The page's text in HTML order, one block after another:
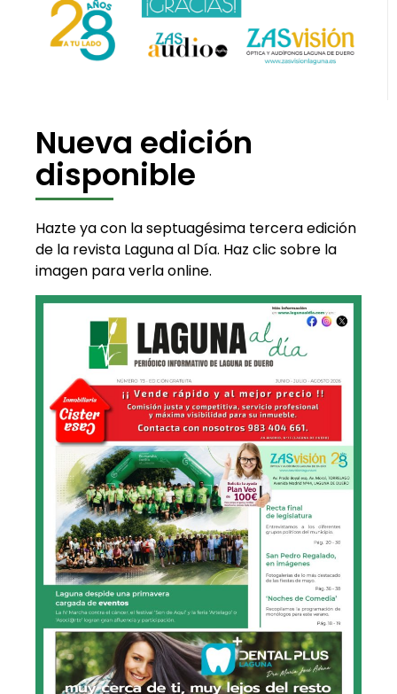
Nueva edición
disponible
Hazte ya con la septuagésima tercera edición
de la revista Laguna al Día. Haz clic sobre la
imagen para verla online.